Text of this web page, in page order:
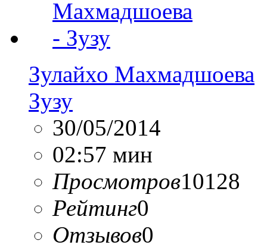
Зулайхо Махмадшоева
Зузу
30/05/2014
02:57 мин
Просмотров10128
Рейтинг0
Отзывов0